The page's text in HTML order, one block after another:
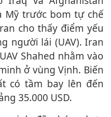
Mỹ trước bom tự chế
cho thấy điểm yếu
người lái (UAV). Iran
Shahed nhằm vào
ở vùng Vịnh. Biến
có tầm bay lên đến
35.000 USD.